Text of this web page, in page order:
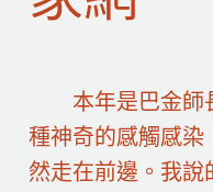
本年是巴金師
種神奇的感觸感染
然走在前邊。我說